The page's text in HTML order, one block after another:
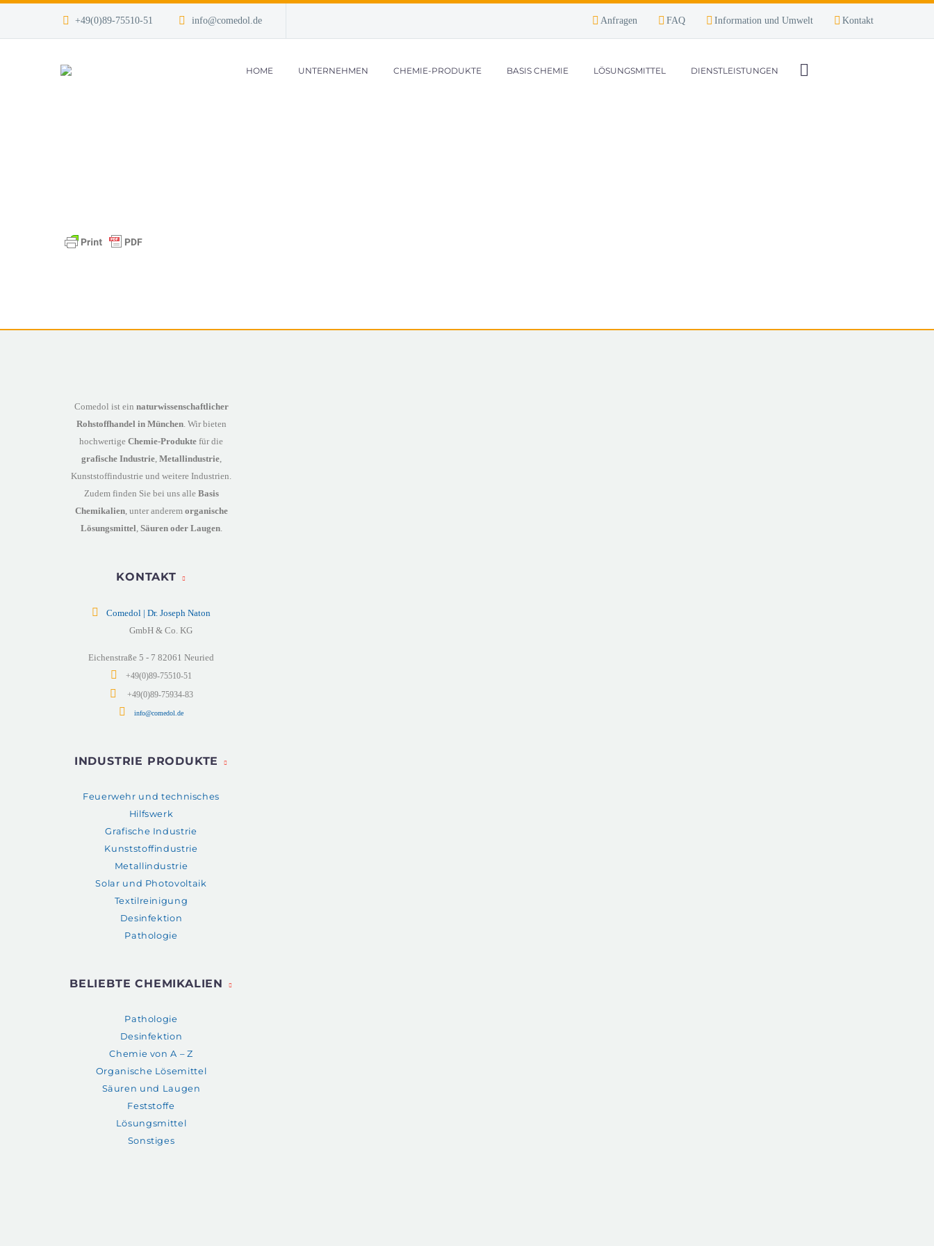
+49(0)89-75510-51 info@comedol.de Anfragen FAQ Information und Umwelt Kontakt
HOME UNTERNEHMEN CHEMIE-PRODUKTE BASIS CHEMIE LÖSUNGSMITTEL DIENSTLEISTUNGEN
Comedol ist ein naturwissenschaftlicher
Rohstoffhandel in München. Wir bieten
hochwertige Chemie-Produkte für die
grafische Industrie, Metallindustrie,
Kunststoffindustrie und weitere Industrien.
Zudem finden Sie bei uns alle Basis
Chemikalien, unter anderem organische
Lösungsmittel Säuren oder Laugen.
KONTAKT
Comedol | Dr. Joseph Naton
GmbH & Co. KG
Eichenstraße 5 - 7 82061 Neuried
+49(0)89-75510-51
+49(0)89-75934-83
info@comedol.de
INDUSTRIE PRODUKTE
Feuerwehr und technisches
Hilfswerk
Grafische Industrie
Kunststoffindustrie
Metallindustrie
Solar und Photovoltaik
Textilreinigung
Desinfektion
Pathologie
BELIEBTE CHEMIKALIEN
Pathologie
Desinfektion
Chemie von A – Z
Organische Lösemittel
Säuren und Laugen
Feststoffe
Lösungsmittel
Sonstiges